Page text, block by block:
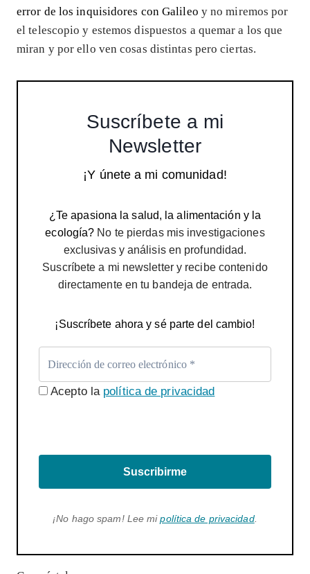
error de los inquisidores con Galileo y no miremos por
el telescopio y estemos dispuestos a quemar a los que
miran y por ello ven cosas distintas pero ciertas.
Suscríbete a mi
Newsletter
¡Y únete a mi comunidad!
¿Te apasiona la salud, la alimentación y la
ecología? No te pierdas mis investigaciones
exclusivas y análisis en profundidad.
Suscríbete a mi newsletter y recibe contenido
directamente en tu bandeja de entrada.
¡Suscríbete ahora y sé parte del cambio!
Acepto la política de privacidad
Suscribirme
¡No hago spam! Lee mipolítica de privacidad.